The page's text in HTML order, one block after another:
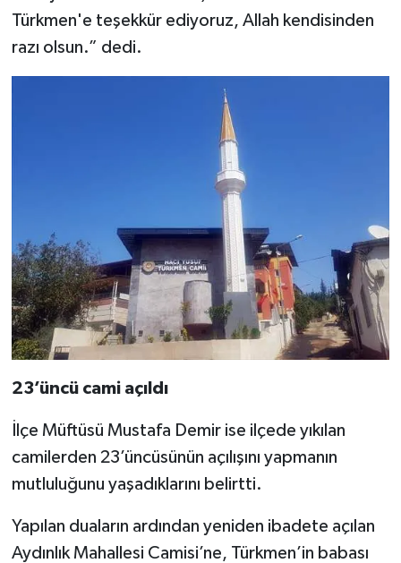
Türkmen'e teşekkür ediyoruz, Allah kendisinden
razı olsun.” dedi.
23’üncü cami açıldı
İlçe Müftüsü Mustafa Demir ise ilçede yıkılan
camilerden 23’üncüsünün açılışını yapmanın
mutluluğunu yaşadıklarını belirtti.
Yapılan duaların ardından yeniden ibadete açılan
Aydınlık Mahallesi Camisi’ne, Türkmen’in babası